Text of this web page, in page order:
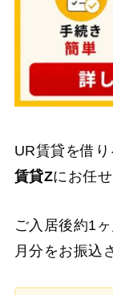
UR賃貸を借
賃貸Zにお任
ご入居後約1
月分をお振込